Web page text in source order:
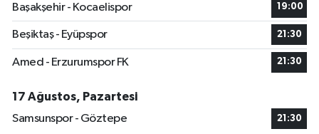
Başakşehir - Kocaelispor
19:00
Beşiktaş - Eyüpspor 21:30
Amed - Erzurumspor FK 21:30
17 Ağustos, Pazartesi
Samsunspor - Göztepe
21:30